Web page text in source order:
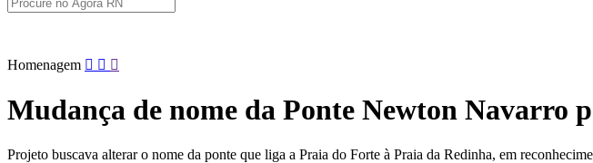
Pular
conteúdo
Homenagem
Mudança de nome da Ponte Newton Navarro
Projeto buscava alterar o nome da ponte que liga a Praia do Forte à Praia da Redinha, em